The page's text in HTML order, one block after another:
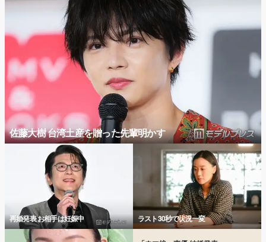
佐藤大樹 台湾土産を贈った先輩明かす
再婚発表 お相手は妊娠中 ラスト30秒で状況一変